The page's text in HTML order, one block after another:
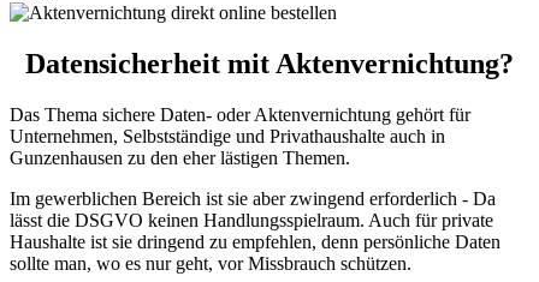
Datensicherheit mit Aktenvernichtung?
Das Thema sichere Daten- oder Aktenvernichtung gehört für
Unternehmen, Selbstständige und Privathaushalte auch in
Gunzenhausen zu den eher lästigen Themen.
Im gewerblichen Bereich ist sie aber zwingend erforderlich - Da
lässt die DSGVO keinen Handlungsspielraum. Auch für private
Haushalte ist sie dringend zu empfehlen, denn persönliche Daten
sollte man, wo es nur geht, vor Missbrauch schützen.